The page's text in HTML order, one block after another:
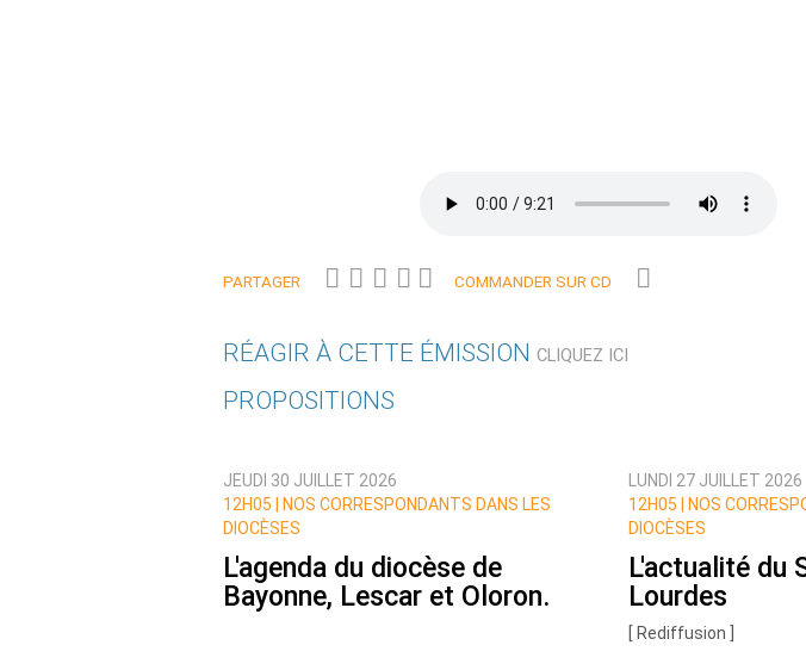
PARTAGER COMMANDER SUR CD
RÉAGIR À CETTE ÉMISSION CLIQUEZ ICI
Nom
Courriel (non publié)
PROPOSITIONS
JEUDI 30 JUILLET 2026
12H05 |
NOS CORRESPONDANTS DANS LES
DIOCÈSES
L'agenda du diocèse de
Bayonne, Lescar et Oloron.
LUNDI 27 JUILLET 2026
12H05 |
NOS
DIOCÈSES
L'actualité du
Lourdes
[ Rediffusion ]